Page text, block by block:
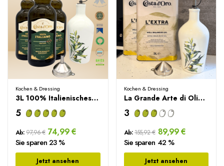
Kochen & Dressing
3L 100% Italienisches Olivenöl Extra Vergine +...
5
Ab: 97,96 € 74,99 €
Sie sparen 23 %
Jetzt ansehen
Kochen & Dressing
La Grande Arte di Olio Set – 6L Extra Natives...
3
Ab: 155,92 € 89,99 €
Sie sparen 42 %
Jetzt ansehen